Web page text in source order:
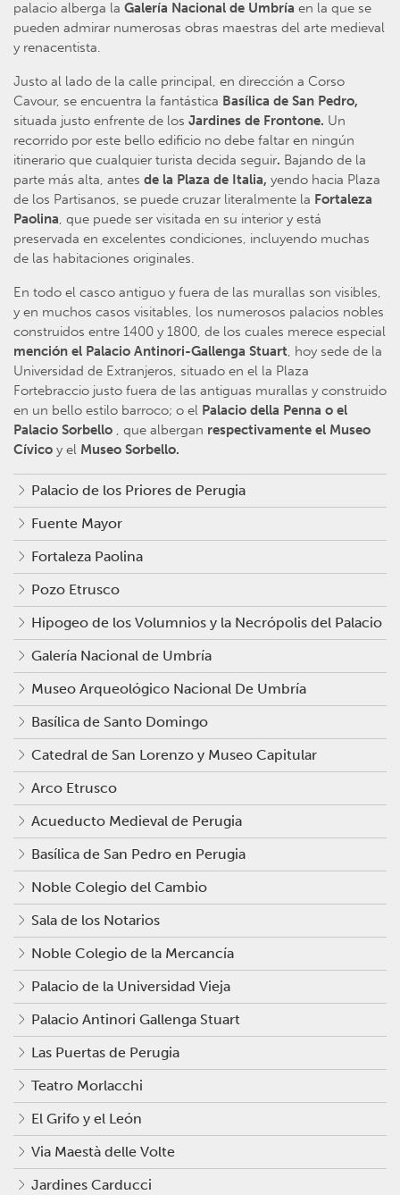
palacio alberga la Galería Nacional de Umbría en la que se
pueden admirar numerosas obras maestras del arte medieval
y renacentista.
Justo al lado de la calle principal, en dirección a Corso
Cavour, se encuentra la fantástica Basílica de San Pedro,
situada justo enfrente de los Jardines de Frontone. Un
recorrido por este bello edificio no debe faltar en ningún
itinerario que cualquier turista decida seguir. Bajando de la
parte más alta, antes de la Plaza de Italia, yendo hacia Plaza
de los Partisanos, se puede cruzar literalmente la Fortaleza
Paolina, que puede ser visitada en su interior y está
preservada en excelentes condiciones, incluyendo muchas
de las habitaciones originales.
En todo el casco antiguo y fuera de las murallas son visibles,
y en muchos casos visitables, los numerosos palacios nobles
construidos entre 1400 y 1800, de los cuales merece especial
mención el Palacio Antinori-Gallenga Stuart, hoy sede de la
Universidad de Extranjeros, situado en el la Plaza
Fortebraccio justo fuera de las antiguas murallas y construido
en un bello estilo barroco; o el Palacio della Penna o el
Palacio Sorbello , que albergan respectivamente el Museo
Cívico y el Museo Sorbello.
Palacio de los Priores de Perugia
Fuente Mayor
Fortaleza Paolina
Pozo Etrusco
Hipogeo de los Volumnios y la Necrópolis del Palacio
Galería Nacional de Umbría
Museo Arqueológico Nacional De Umbría
Basílica de Santo Domingo
Catedral de San Lorenzo y Museo Capitular
Arco Etrusco
Acueducto Medieval de Perugia
Basílica de San Pedro en Perugia
Noble Colegio del Cambio
Sala de los Notarios
Noble Colegio de la Mercancía
Palacio de la Universidad Vieja
Palacio Antinori Gallenga Stuart
Las Puertas de Perugia
Teatro Morlacchi
El Grifo y el León
Via Maestà delle Volte
Jardines Carducci